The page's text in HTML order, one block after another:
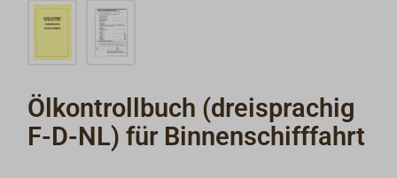
Ölkontrollbuch (dreisprachig
F-D-NL) für Binnenschifffahrt